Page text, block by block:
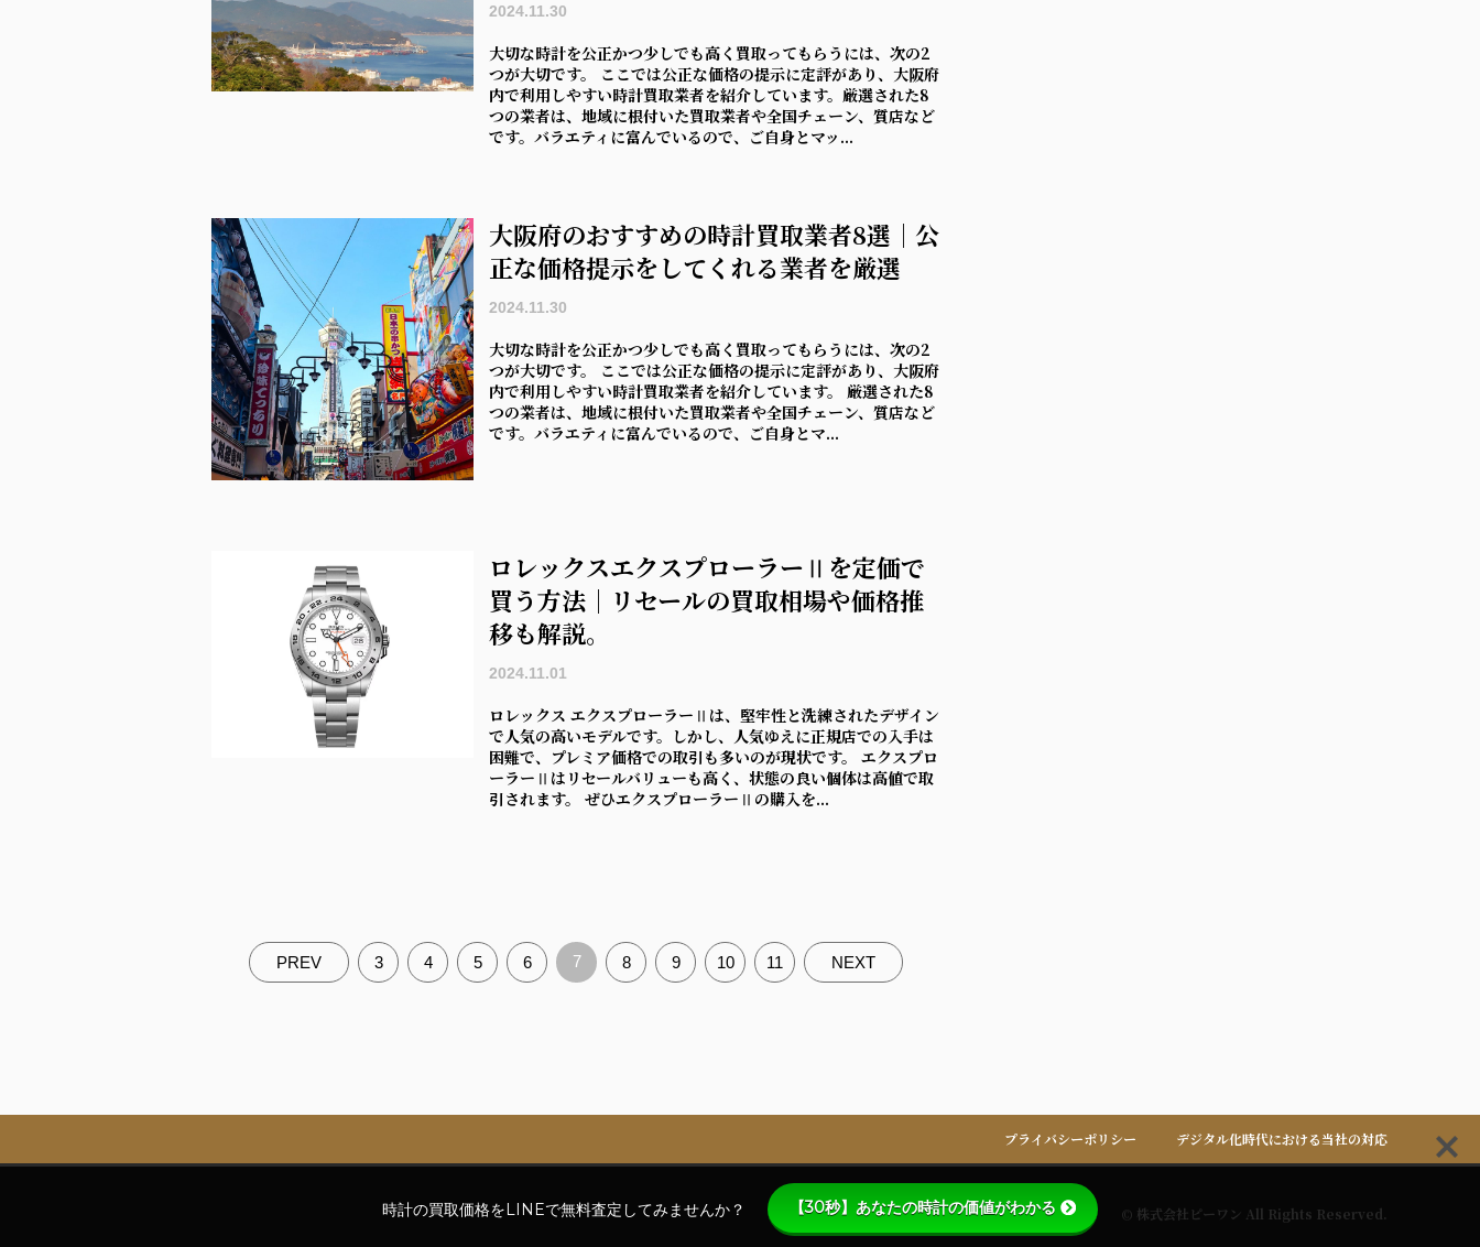
2024.11.30
大切な時計を公正かつ少しでも高く買取ってもらうには、次の2
つが大切です。 ここでは公正な価格の提示に定評があり、大阪府
内で利用しやすい時計買取業者を紹介しています。厳選された8
つの業者は、地域に根付いた買取業者や全国チェーン、質店など
です。バラエティに富んでいるので、ご自身とマッ...
大阪府のおすすめの時計買取業者8選｜公
正な価格提示をしてくれる業者を厳選
2024.11.30
大切な時計を公正かつ少しでも高く買取ってもらうには、次の2
つが大切です。 ここでは公正な価格の提示に定評があり、大阪府
内で利用しやすい時計買取業者を紹介しています。 厳選された8
つの業者は、地域に根付いた買取業者や全国チェーン、質店など
です。バラエティに富んでいるので、ご自身とマ...
ロレックスエクスプローラーⅡを定価で
買う方法｜リセールの買取相場や価格推
移も解説。
2024.11.01
ロレックス エクスプローラーⅡは、堅牢性と洗練されたデザイン
で人気の高いモデルです。しかし、人気ゆえに正規店での入手は
困難で、プレミア価格での取引も多いのが現状です。 エクスプロ
ーラーⅡはリセールバリューも高く、状態の良い個体は高値で取
引されます。 ぜひエクスプローラーⅡの購入を...
PREV 3 4 5 6 7 8 9 10 11 NEXT
プライバシーポリシー デジタル化時代における当社の対応
一括査定システム © 株式会社ピーワン All Rights Reserved.
時計の買取価格をLINEで無料査定してみませんか？ 【30秒】あなたの時計の価値がわかる